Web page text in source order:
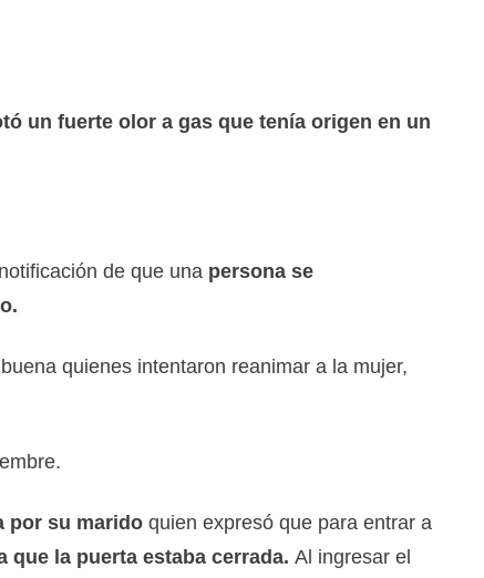
un fuerte olor a gas que tenía origen en un
de que una persona se
quienes intentaron reanimar a la mujer,
por su marido quien expresó que para entrar a
que la puerta estaba cerrada. Al ingresar el